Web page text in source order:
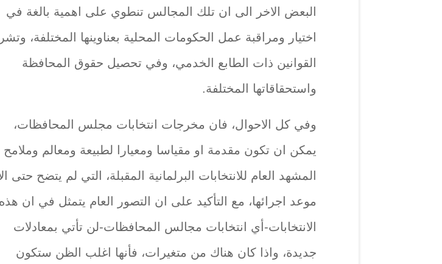
البعض الاخر الى ان تلك المجالس تنطوي على اهمية بالغة في
اختيار ومراقبة عمل الحكومات المحلية بعناوينها المختلفة،
القوانين ذات الطابع الخدمي، وفي تحصيل حقوق المحافظة
واستحقاقاتها المختلفة.
وفي كل الاحوال، فان مخرجات انتخابات مجلس المحافظات،
يمكن ان تكون مقدمة او مقياسا ومعيارا لطبيعة ومعالم وملامح
المشهد العام للانتخابات البرلمانية المقبلة، التي لم يتضح حتى
موعد اجرائها، مع التأكيد على ان التصور العام يتمثل في ان هذه
الانتخابات-أي انتخابات مجالس المحافظات-لن تأتي بمعادلات
جديدة، واذا كان هناك من متغيرات، فأنها اغلب الظن ستكون